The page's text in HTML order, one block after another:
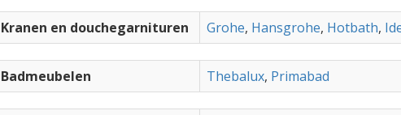
Kranen en douchegarnituren Grohe, Hansgrohe, Hotbath,
Badmeubelen Thebalux, Primabad